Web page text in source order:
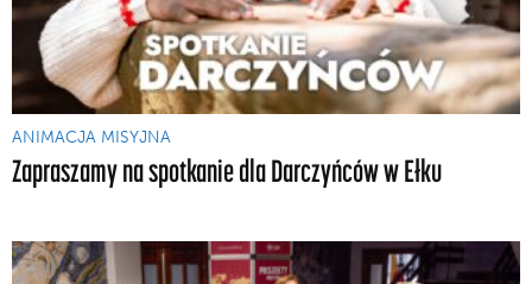
ANIMACJA MISYJNA
Zapraszamy na spotkanie dla Darczyńców w Ełku